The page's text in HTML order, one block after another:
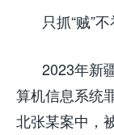
只抓“贼”
2023年新
算机信息系统
北张某案中，